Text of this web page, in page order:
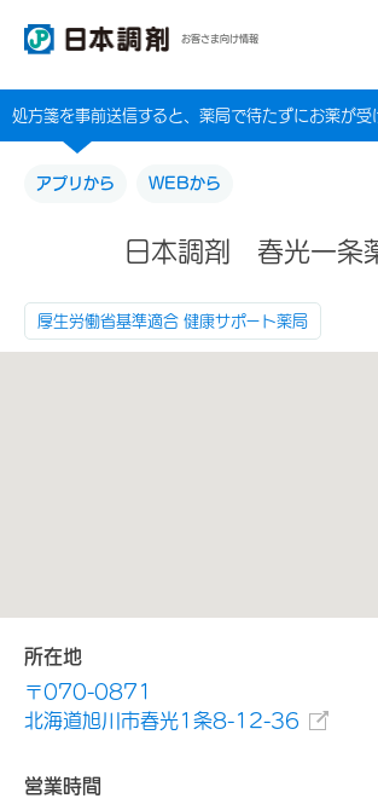
お客さま向け情報
処方箋を事前送信すると、薬局で待たずにお薬が受
アプリから WEBから
日本調剤 春光一条
厚生労働省基準適合 健康サポート薬局
所在地
〒070-0871
北海道旭川市春光1条8-12-36
営業時間